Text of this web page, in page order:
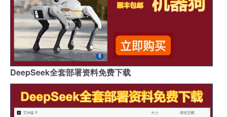
DeepSeek全套部署资料免费下载